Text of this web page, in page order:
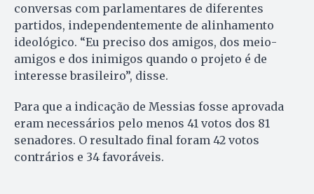
conversas com parlamentares de diferentes
partidos, independentemente de alinhamento
ideológico. “Eu preciso dos amigos, dos meio-
amigos e dos inimigos quando o projeto é de
interesse brasileiro”, disse.
Para que a indicação de Messias fosse aprovada
eram necessários pelo menos 41 votos dos 81
senadores. O resultado final foram 42 votos
contrários e 34 favoráveis.